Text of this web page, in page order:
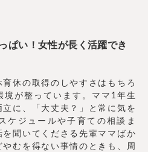
ぱい！女性が長く活躍でき
休の取得のしやすさはもちろ
境が整っています。ママ1年生
に、「大丈夫？」と常に気を
ケジュールや子育ての相談ま
聞いてくださる先輩ママばか
むを得ない事情のときも、周